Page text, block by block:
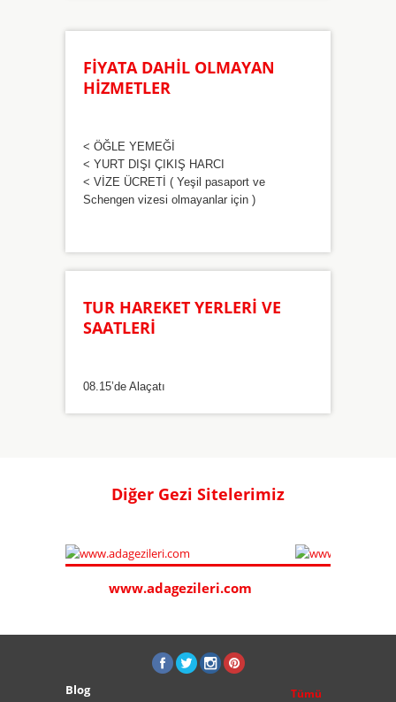
FİYATA DAHİL OLMAYAN
HİZMETLER
< ÖĞLE YEMEĞİ
< YURT DIŞI ÇIKIŞ HARCI
< VİZE ÜCRETİ ( Yeşil pasaport ve
Schengen vizesi olmayanlar için )
TUR HAREKET YERLERİ VE
SAATLERİ
08.15’de Alaçatı
Diğer Gezi Sitelerimiz
www.adagezileri.com
Blog Tümü